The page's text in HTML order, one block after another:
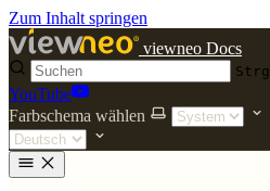
Zum Inhalt springen
viewneo Docs
Strg
YouTube
Farbschema wählen